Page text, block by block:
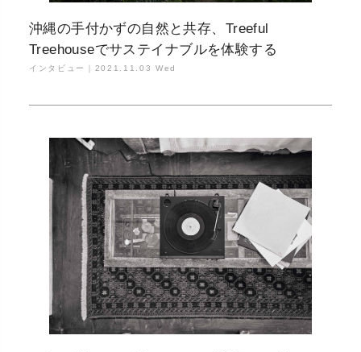
沖縄の手付かずの自然と共存、Treeful
Treehouseでサステイナブルを体験する
インタビュー｜ 2021.11.03 Wed